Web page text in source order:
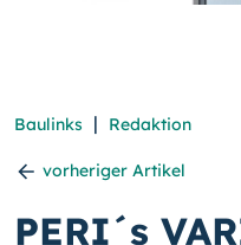
Baulinks | Redaktion
vorheriger Artikel
PERI´s